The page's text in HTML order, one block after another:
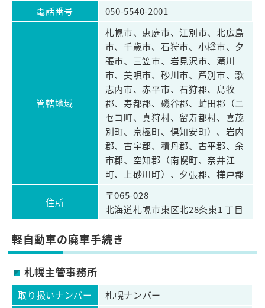
電話番号
050-5540-2001
管轄地域
札幌市、恵庭市、江別市、北広島
市、千歳市、石狩市、小樽市、夕
張市、三笠市、岩見沢市、滝川
市、美唄市、砂川市、芦別市、歌
志内市、赤平市、石狩郡、島牧
郡、寿都郡、磯谷郡、虻田郡（ニ
セコ町、真狩村、留寿都村、喜茂
別町、京極町、倶知安町）、岩内
郡、古宇郡、積丹郡、古平郡、余
市郡、空知郡（南幌町、奈井江
町、上砂川町）、夕張郡、樺戸郡
住所
〒065-028
北海道札幌市東区北28条東1 丁目
軽自動車の廃車手続き
札幌主管事務所
取り扱いナンバー
札幌ナンバー